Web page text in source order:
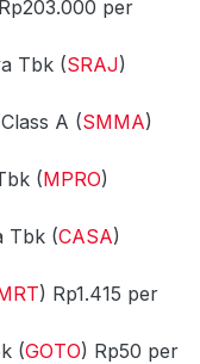
per
Tbk (SRAJ)
A (SMMA)
(MPRO)
Tbk (CASA)
) Rp1.415 per
(GOTO) Rp50 per